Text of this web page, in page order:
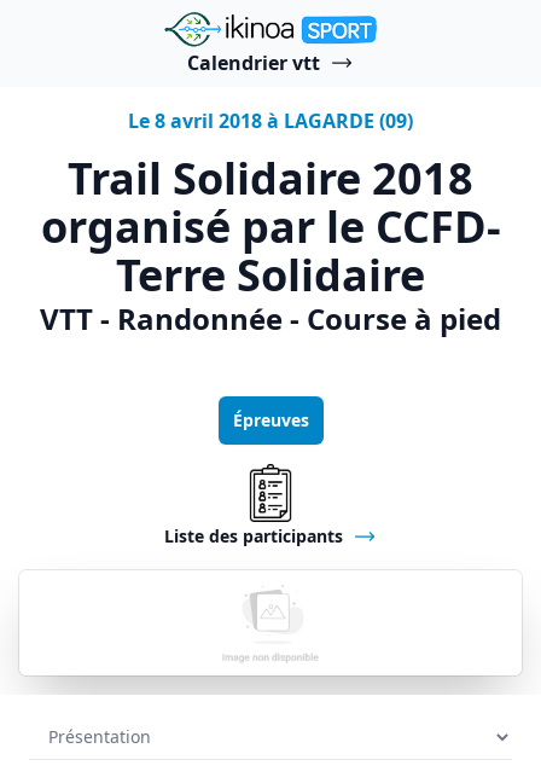
"Ikinoa Sport"
Calendrier vtt
Le 8 avril 2018 à LAGARDE (09)
Trail Solidaire 2018
organisé par le CCFD-
Terre Solidaire
VTT - Randonnée - Course à pied
Épreuves
Liste des participants